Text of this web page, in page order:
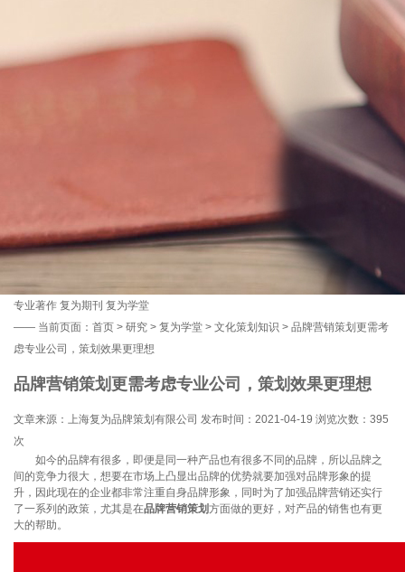
专业著作 复为期刊 复为学堂
—— 当前页面： 首页 > 研究 > 复为学堂 > 文化策划知识 > 品牌营销策划更需考
虑专业公司，策划效果更理想
品牌营销策划更需考虑专业公司，策划效果更理想
文章来源：上海复为品牌策划有限公司 发布时间：2021-04-19 浏览次数： 395
次
如今的品牌有很多，即便是同一种产品也有很多不同的品牌，所以品牌之
间的竞争力很大，想要在市场上凸显出品牌的优势就要加强对品牌形象的提
升，因此现在的企业都非常注重自身品牌形象，同时为了加强品牌营销还实行
了一系列的政策，尤其是在品牌营销策划方面做的更好，对产品的销售也有更
大的帮助。